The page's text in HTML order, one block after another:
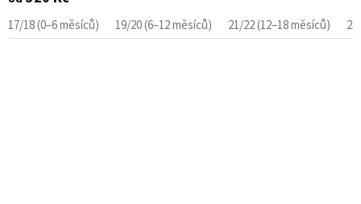
17/18 (0–6 měsíců) 19/20 (6–12 měsíců) 21/22 (12–18 měsíců)